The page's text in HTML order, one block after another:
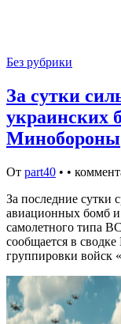
Без рубрики
За сутки
украинских
Минобороны
От part40 • •
За последние сутки
авиационных бомб и
самолетного типа
сообщается в
группировки войск